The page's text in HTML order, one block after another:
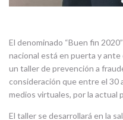
El denominado “Buen fin
nacional está en puerta y
un taller de prevención a
consideración que entre el 30
medios virtuales, por la actual
El taller se desarrollará en la